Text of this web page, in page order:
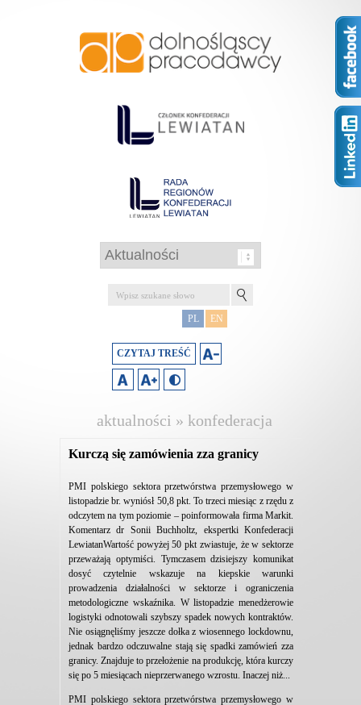
PL EN
CZYTAJ TREŚĆ
aktualności » konfederacja
Kurczą się zamówienia zza granicy
PMI polskiego sektora przetwórstwa przemysłowego w
listopadzie br. wyniósł 50,8 pkt. To trzeci miesiąc z rzędu z
odczytem na tym poziomie – poinformowała firma Markit.
Komentarz dr Sonii Buchholtz, ekspertki Konfederacji
LewiatanWartość powyżej 50 pkt zwiastuje, że w sektorze
przeważają optymiści. Tymczasem dzisiejszy komunikat
dosyć czytelnie wskazuje na kiepskie warunki
prowadzenia działalności w sektorze i ograniczenia
metodologiczne wskaźnika. W listopadzie menedżerowie
logistyki odnotowali szybszy spadek nowych kontraktów.
Nie osiągnęliśmy jeszcze dołka z wiosennego lockdownu,
jednak bardzo odczuwalne stają się spadki zamówień zza
granicy. Znajduje to przełożenie na produkcję, która kurczy
się po 5 miesiącach nieprzerwanego wzrostu. Inaczej niż...
PMI polskiego sektora przetwórstwa przemysłowego w